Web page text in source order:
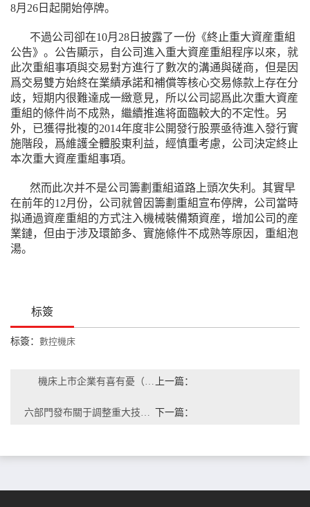
8月26日起開始停牌。
不過公司卻在10月28日披露了一份《終止重大資産重組
公告》。公告顯示，自公司進入重大資産重組程序以來，就
此次重組事項與交易對方進行了數次的溝通與磋商，但是因
爲交易雙方始終在業績承諾和補償等核心交易條款上存在分
歧，短期内很難達成一緻意見，所以公司認爲此次重大資産
重組的條件尚不成熟，繼續推進将面臨較大的不定性。另
外，已獲得批複的2014年度非公開發行股票亟待進入發行實
施階段，爲維護全體股東利益，經慎重考慮，公司決定終止
本次重大資産重組事項。
然而此次并不是公司籌劃重組道路上頭次失利。其實早
在前年的12月份，公司就曾因籌劃重組宣布停牌，公司當時
拟通過資産重組的方式注入機械裝備類資産，增加公司的産
業鏈，但由于涉及環節多、實施條件不成熟等原因，重組泡
湯。
标簽
标簽： 數控機床
上一篇：
機床上市企業有喜有憂（中）
下一篇：
六部門發布關于調整重大技術裝備進口稅收政策有關目錄及規定的通知